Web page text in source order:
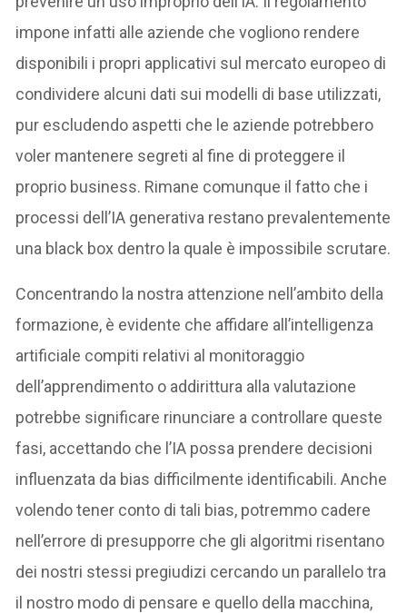
impone infatti alle aziende che vogliono rendere
disponibili i propri applicativi sul mercato europeo di
condividere alcuni dati sui modelli di base utilizzati,
pur escludendo aspetti che le aziende potrebbero
voler mantenere segreti al fine di proteggere il
proprio business. Rimane comunque il fatto che i
processi dell’IA generativa restano prevalentemente
una black box dentro la quale è impossibile scrutare.
Concentrando la nostra attenzione nell’ambito della
formazione, è evidente che affidare all’intelligenza
artificiale compiti relativi al monitoraggio
dell’apprendimento o addirittura alla valutazione
potrebbe significare rinunciare a controllare queste
fasi, accettando che l’IA possa prendere decisioni
influenzata da bias difficilmente identificabili. Anche
volendo tener conto di tali bias, potremmo cadere
nell’errore di presupporre che gli algoritmi risentano
dei nostri stessi pregiudizi cercando un parallelo tra
il nostro modo di pensare e quello della macchina,